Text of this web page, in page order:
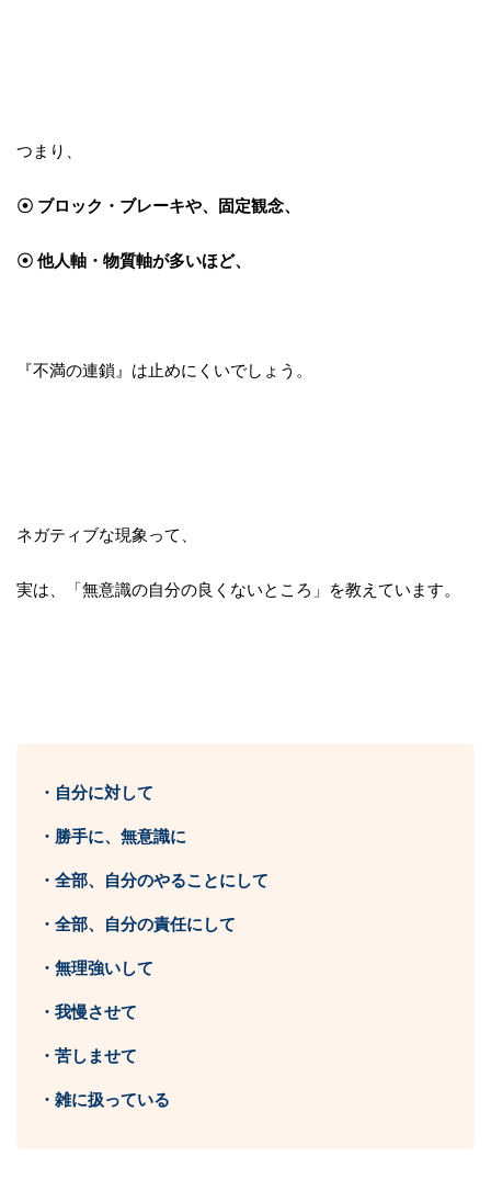
つまり、
☉ ブロック・ブレーキや、固定観念、
☉ 他人軸・物質軸が多いほど、
『不満の連鎖』は止めにくいでしょう。
ネガティブな現象って、
実は、「無意識の自分の良くないところ」を教えています。
・自分に対して
・勝手に、無意識に
・全部、自分のやることにして
・全部、自分の責任にして
・無理強いして
・我慢させて
・苦しませて
・雑に扱っている